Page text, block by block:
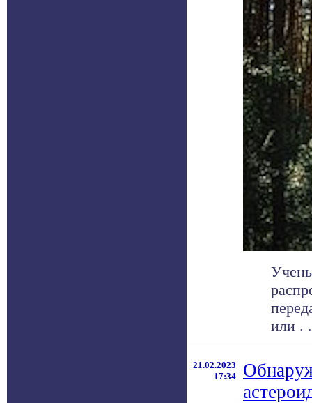
или .
21.02.2023
17:34